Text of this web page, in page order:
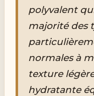
polyvalent
majorité des
normales à
texture
hydratante